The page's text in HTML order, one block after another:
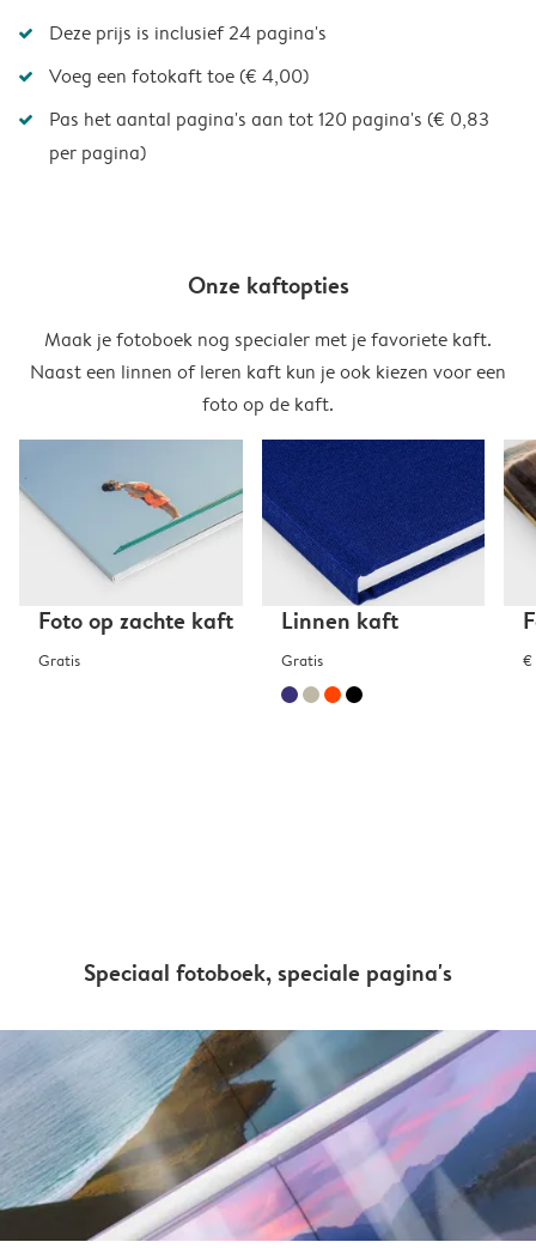
Deze prijs is inclusief 24 pagina's
Voeg een fotokaft toe (€ 4,00)
Pas het aantal pagina's aan tot 120 pagina's (€ 0,83
per pagina)
Onze kaftopties
Maak je fotoboek nog specialer met je favoriete kaft.
Naast een linnen of leren kaft kun je ook kiezen voor een
foto op de kaft.
Foto op zachte kaft
Gratis
Linnen kaft
Gratis €
Speciaal fotoboek, speciale pagina's